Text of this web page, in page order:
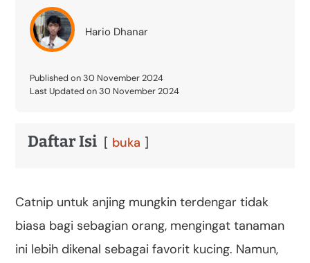
Hario Dhanar
Published on 30 November 2024
Last Updated on 30 November 2024
Daftar Isi buka
Catnip untuk anjing mungkin terdengar tidak
biasa bagi sebagian orang, mengingat tanaman
ini lebih dikenal sebagai favorit kucing. Namun,